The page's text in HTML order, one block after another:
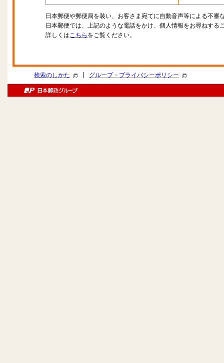
日本郵便や郵便局を装い、お客さま宛てに自動音声等による不審
日本郵便では、上記のような電話をかけ、個人情報をお尋ねする
詳しくはこちら をご覧ください。
検索のしかた グループ・プライバシーポリシー